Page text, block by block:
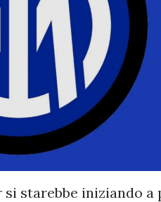
starebbe iniziando a